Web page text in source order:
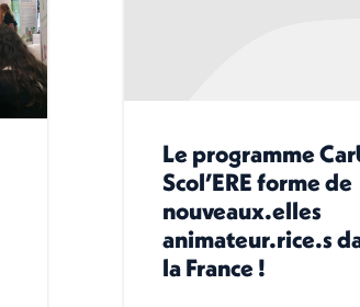
Le programme
Scol’ERE forme de
nouveaux.elles
animateur.rice.s
la France !